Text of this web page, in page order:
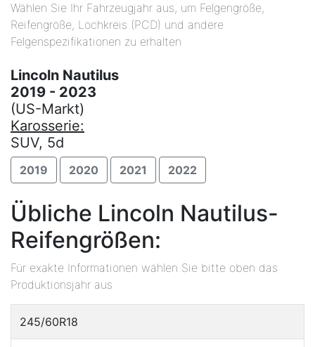
Wählen Sie Ihr Fahrzeugjahr aus, um Felgengröße,
Reifengröße, Lochkreis (PCD) und andere
Felgenspezifikationen zu erhalten
Lincoln Nautilus
2019 - 2023
(US-Markt)
Karosserie:
SUV, 5d
2019 2020 2021 2022
Übliche Lincoln Nautilus-
Reifengrößen:
Für exakte Informationen wählen Sie bitte oben das
Produktionsjahr aus
245/60R18